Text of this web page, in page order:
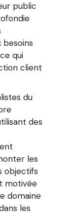
public
besoins
qui
client
du
des
les
objectifs
motivée
domaine
les